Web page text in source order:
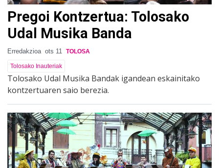
Pregoi Kontzertua: Tolosako
Udal Musika Banda
Erredakzioa ots 11 TOLOSA
Tolosako Inauteriak
Tolosako Udal Musika Bandak igandean eskainitako
kontzertuaren saio berezia.